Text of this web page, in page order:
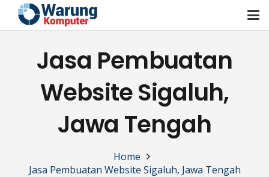
Jasa Pembuatan
Website Sigaluh,
Jawa Tengah
Home
Jasa Pembuatan Website Sigaluh, Jawa Tengah